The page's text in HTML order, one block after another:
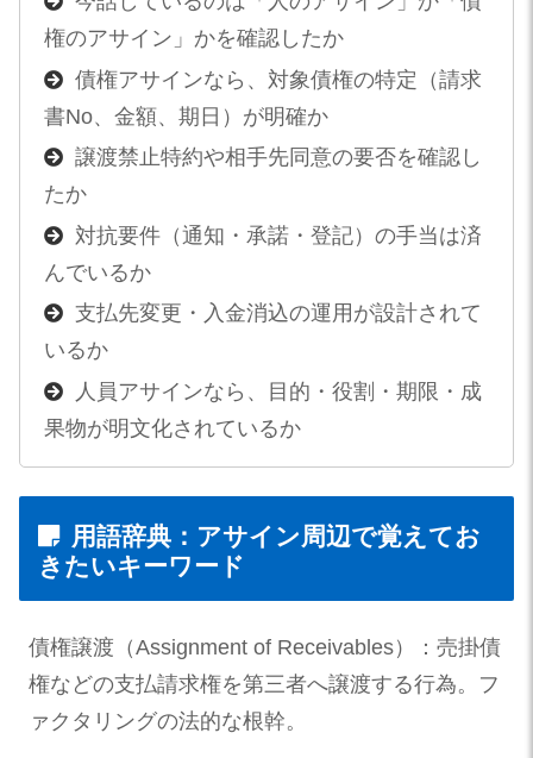
権のアサイン」かを確認したか
債権アサインなら、対象債権の特定（請求
書No、金額、期日）が明確か
譲渡禁止特約や相手先同意の要否を確認し
たか
対抗要件（通知・承諾・登記）の手当は済
んでいるか
支払先変更・入金消込の運用が設計されて
いるか
人員アサインなら、目的・役割・期限・成
果物が明文化されているか
用語辞典：アサイン周辺で覚えてお
きたいキーワード
債権譲渡（Assignment of Receivables）：売掛債
権などの支払請求権を第三者へ譲渡する行為。フ
ァクタリングの法的な根幹。